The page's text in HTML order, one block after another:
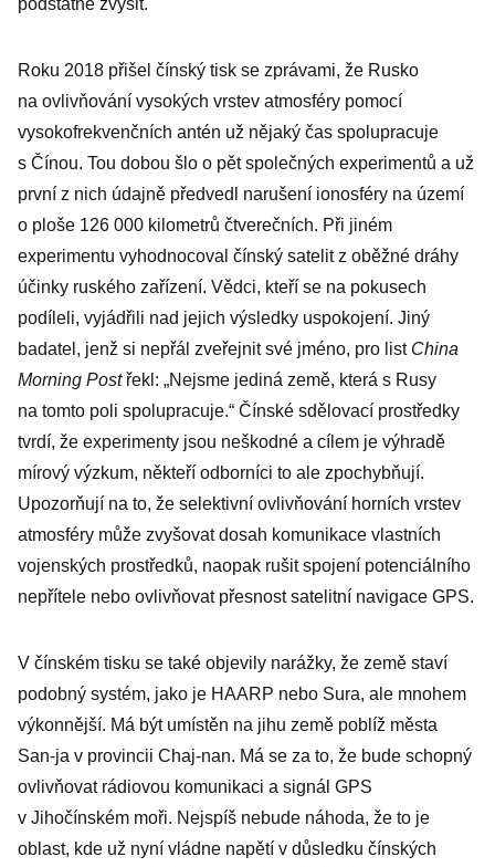
podstatně zvýšit.
Roku 2018 přišel čínský tisk se zprávami, že Rusko
na ovlivňování vysokých vrstev atmosféry pomocí
vysokofrekvenčních antén už nějaký čas spolupracuje
s Čínou. Tou dobou šlo o pět společných experimentů a už
první z nich údajně předvedl narušení ionosféry na území
o ploše 126 000 kilometrů čtverečních. Při jiném
experimentu vyhodnocoval čínský satelit z oběžné dráhy
účinky ruského zařízení. Vědci, kteří se na pokusech
podíleli, vyjádřili nad jejich výsledky uspokojení. Jiný
badatel, jenž si nepřál zveřejnit své jméno, pro list China
Morning Postřekl: „Nejsme jediná země, která s Rusy
na tomto poli spolupracuje.“ Čínské sdělovací prostředky
tvrdí, že experimenty jsou neškodné a cílem je výhradě
mírový výzkum, někteří odborníci to ale zpochybňují.
Upozorňují na to, že selektivní ovlivňování horních vrstev
atmosféry může zvyšovat dosah komunikace vlastních
vojenských prostředků, naopak rušit spojení potenciálního
nepřítele nebo ovlivňovat přesnost satelitní navigace GPS.
V čínském tisku se také objevily narážky, že země staví
podobný systém, jako je HAARP nebo Sura, ale mnohem
výkonnější. Má být umístěn na jihu země poblíž města
San-ja v provincii Chaj-nan. Má se za to, že bude schopný
ovlivňovat rádiovou komunikaci a signál GPS
v Jihočínském moři. Nejspíš nebude náhoda, že to je
oblast, kde už nyní vládne napětí v důsledku čínských